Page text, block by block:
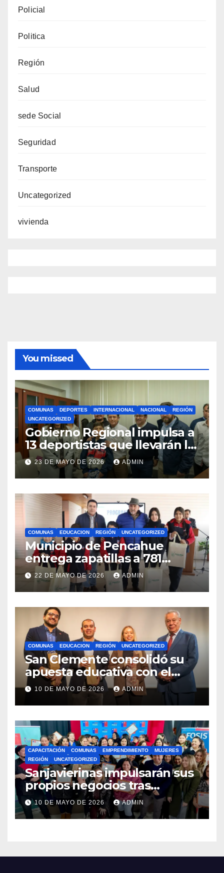
Policial
Politica
Región
Salud
sede Social
Seguridad
Transporte
Uncategorized
vivienda
You missed
COMUNAS DEPORTES INTERNACIONAL NACIONAL
REGIÓN
UNCATEGORIZED
Gobierno Regional impulsa a
13 deportistas que llevarán la
bandera maulina a
competencias
internacionales
23 DE MAYO DE 2026 ADMIN
COMUNAS EDUCACION REGIÓN UNCATEGORIZED
Municipio de Pencahue
entrega zapatillas a 781
estudiantes con recursos del
Royalty Minero
22 DE MAYO DE 2026 ADMIN
COMUNAS EDUCACION REGIÓN UNCATEGORIZED
San Clemente consolidó su
apuesta educativa con el
lanzamiento del
Preuniversitario Brotes 2026
10 DE MAYO DE 2026 ADMIN
CAPACITACIÓN COMUNAS EMPRENDIMIENTO
MUJERES
REGIÓN
UNCATEGORIZED
Sanjavierinas impulsarán sus
propios negocios tras
capacitarse junto al FOSIS
10 DE MAYO DE 2026 ADMIN